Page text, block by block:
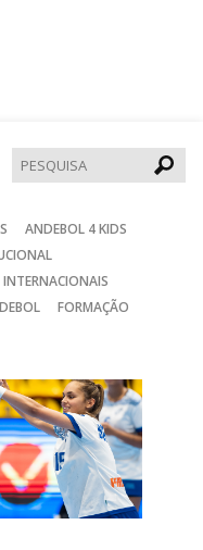
ANDEBOL 4 KIDS
FORMAÇÃO